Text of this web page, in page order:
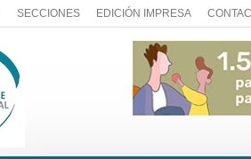
SECCIONES EDICIÓN IMPRESA